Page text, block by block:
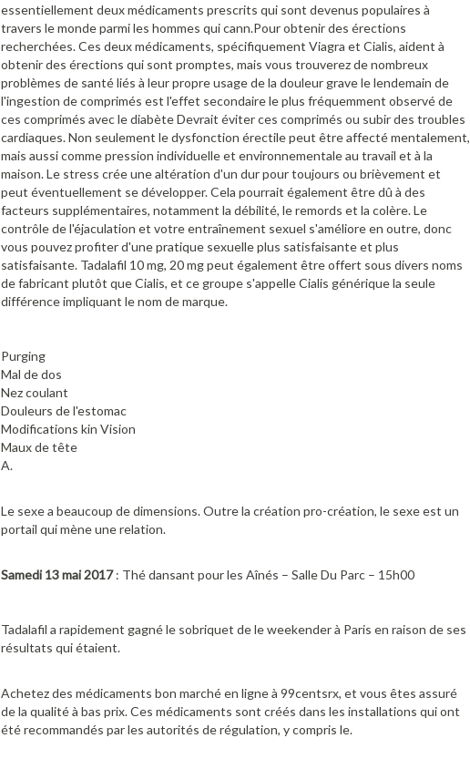
essentiellement deux médicaments prescrits qui sont devenus populaires à
travers le monde parmi les hommes qui cann.Pour obtenir des érections
recherchées. Ces deux médicaments, spécifiquement Viagra et Cialis, aident à
obtenir des érections qui sont promptes, mais vous trouverez de nombreux
problèmes de santé liés à leur propre usage de la douleur grave le lendemain de
l'ingestion de comprimés est l'effet secondaire le plus fréquemment observé de
ces comprimés avec le diabète Devrait éviter ces comprimés ou subir des troubles
cardiaques. Non seulement le dysfonction érectile peut être affecté mentalement,
mais aussi comme pression individuelle et environnementale au travail et à la
maison. Le stress crée une altération d'un dur pour toujours ou brièvement et
peut éventuellement se développer. Cela pourrait également être dû à des
facteurs supplémentaires, notamment la débilité, le remords et la colère. Le
contrôle de l'éjaculation et votre entraînement sexuel s'améliore en outre, donc
vous pouvez profiter d'une pratique sexuelle plus satisfaisante et plus
satisfaisante. Tadalafil 10 mg, 20 mg peut également être offert sous divers noms
de fabricant plutôt que Cialis, et ce groupe s'appelle Cialis générique la seule
différence impliquant le nom de marque.
Purging
Mal de dos
Nez coulant
Douleurs de l'estomac
Modifications kin Vision
Maux de tête
A.
Le sexe a beaucoup de dimensions. Outre la création pro-création, le sexe est un
portail qui mène une relation.
Samedi 13 mai 2017: Thé dansant pour les Aînés – Salle Du Parc – 15h00
Tadalafil a rapidement gagné le sobriquet de le weekender à Paris en raison de ses
résultats qui étaient.
Achetez des médicaments bon marché en ligne à 99centsrx, et vous êtes assuré
de la qualité à bas prix. Ces médicaments sont créés dans les installations qui ont
été recommandés par les autorités de régulation, y compris le.